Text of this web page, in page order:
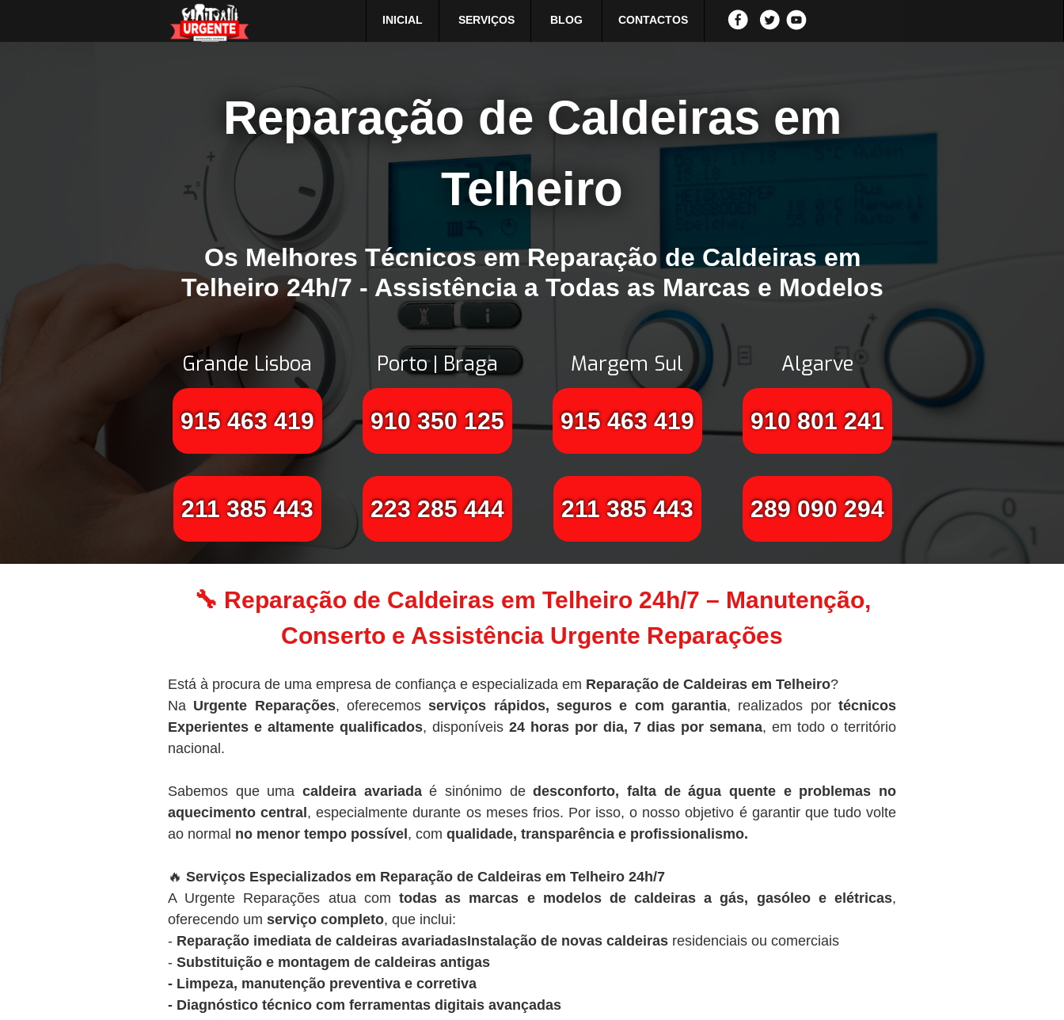
INICIAL SERVIÇOS BLOG CONTACTOS
Reparação de Caldeiras em
Telheiro
Os Melhores Técnicos em Reparação de Caldeiras em
Telheiro 24h/7 - Assistência a Todas as Marcas e Modelos
Grande Lisboa
915 463 419
211 385 443
Porto | Braga
910 350 125
223 285 444
Margem Sul
915 463 419
211 385 443
Algarve
910 801 241
289 090 294
🔧 Reparação de Caldeiras em Telheiro 24h/7 – Manutenção,
Conserto e Assistência Urgente Reparações
Está à procura de uma empresa de confiança e especializada em Reparação de Caldeiras em Telheiro?
Na Urgente Reparações, oferecemosserviços rápidos, seguros e com garantia, realizados portécnicos
Experientes e altamente qualificados, disponíveis 24 horas por dia, 7 dias por semana, em todo o território
nacional.
Sabemos que uma caldeira avariadaé sinónimo dedesconforto, falta de água quente e problemas no
aquecimento central , especialmente durante os meses frios. Por isso, o nosso objetivo é garantir que tudo volte
ao normal no menor tempo possível , com qualidade, transparência e profissionalismo.
🔥 Serviços Especializados em Reparação de Caldeiras em Telheiro 24h/7
A Urgente Reparações atua com todas as marcas e modelos de caldeiras a gás, gasóleo e elétricas,
oferecendo um serviço completo, que inclui:
- Reparação imediata de caldeiras avariadasInstalação de novas caldeiras residenciais ou comerciais
- Substituição e montagem de caldeiras antigas
- Limpeza, manutenção preventiva e corretiva
- Diagnóstico técnico com ferramentas digitais avançadas